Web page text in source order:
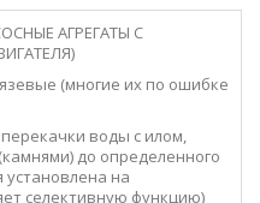
АГРЕГАТЫ С
(многие их по ошибке
перекачки воды с илом,
до определенного
установлена на
селективную функцию)